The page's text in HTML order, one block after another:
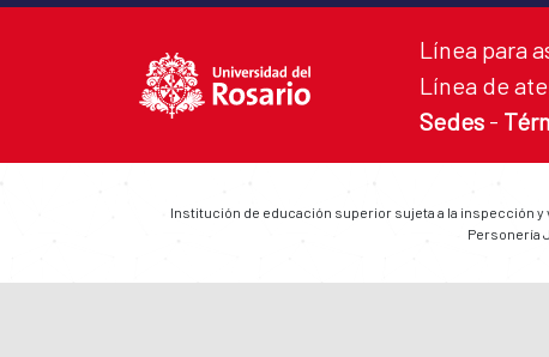
Línea para
Línea de
Sedes -
Institución de educación superior sujeta a la inspección y
Personería